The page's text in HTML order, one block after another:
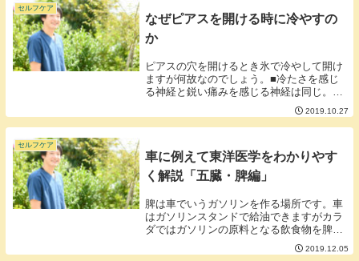
セルフケア
なぜピアスを開ける時に冷やすの
か
ピアスの穴を開けるとき氷で冷やして開け
ますが何故なのでしょう。■冷たさを感じ
る神経と鋭い痛みを感じる神経は同じ。お
そらくガンガンに冷やして冷たさを感じる
神経を興奮状態にしてピアスを開けるとき
の鋭い刺激を感じさせないようなメカニズ
2019.10.27
セルフケア
車に例えて東洋医学をわかりやす
く解説「五臓・脾編」
脾は車でいうガソリンを作る場所です。車
はガソリンスタンドで給油できますがカラ
ダではガソリンの原料となる飲食物を脾で
変換してガソリンを作ります。ガソリンが
作れなくなればやがてガス欠となりカラダ
2019.12.05